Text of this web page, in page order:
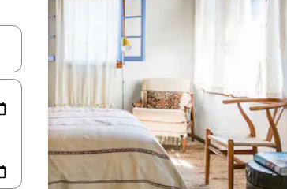
koristeći se strelicama prema gore i prema dolje,